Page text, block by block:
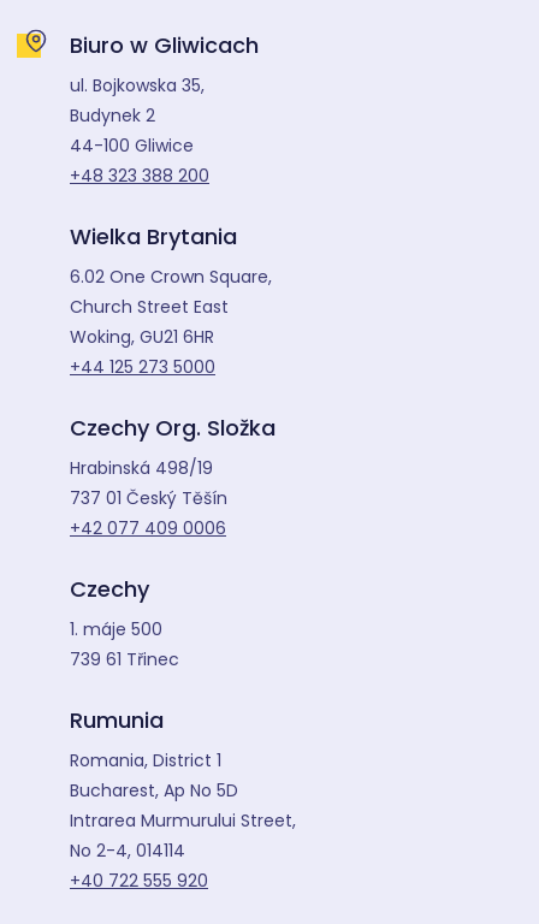
Biuro w Gliwicach
ul. Bojkowska 35,
Budynek 2
44-100 Gliwice
+48 323 388 200
Wielka Brytania
6.02 One Crown Square,
Church Street East
Woking, GU21 6HR
+44 125 273 5000
Czechy Org. Složka
Hrabinská 498/19
737 01 Český Těšín
+42 077 409 0006
Czechy
1. máje 500
739 61 Třinec
Rumunia
Romania, District 1
Bucharest, Ap No 5D
Intrarea Murmurului Street,
No 2-4, 014114
+40 722 555 920